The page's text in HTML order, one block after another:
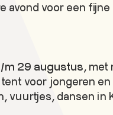
avond voor een
m 29 augustus, met
voor jongeren
vuurtjes, dansen in